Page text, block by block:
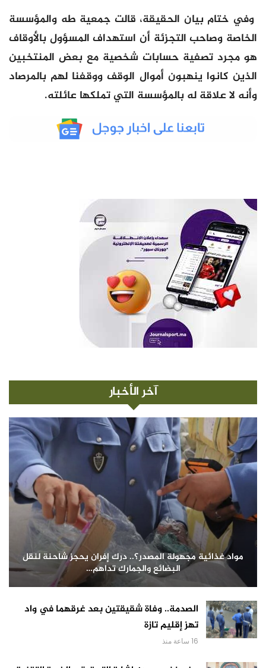
وفي ختام بيان الحقيقة، قالت جمعية طه والمؤسسة
الخاصة وصاحب التجزئة أن استهداف المسؤول بالأوقاف
هو مجرد تصفية حسابات شخصية مع بعض المنتخبين
الذين كانوا ينهبون أموال الوقف ووقفنا لهم بالمرصاد
وأنه لا علاقة له بالمؤسسة التي تملكها عائلته.
آخر الأخبار
مواد غذائية مجهولة المصدر؟.. درك إفران يحجز شاحنة لنقل
البضائع والجمارك تداهم…
الصدمة.. وفاة شقيقتين بعد غرقهما في واد
تهز إقليم تازة
16 ساعة منذ